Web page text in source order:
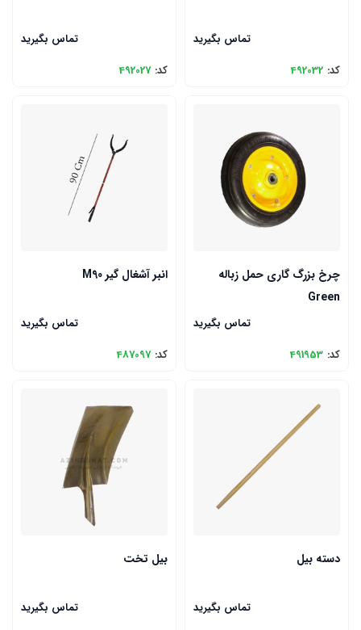
تماس بگیرید
کد: 492032
تماس بگیرید
کد: 492027
چرخ بزرگ گاری حمل زباله
Green
تماس بگیرید
کد: 491953
انبر آشغال گیر M90
تماس بگیرید
کد: 487097
دسته بیل
تماس بگیرید
بیل تخت
تماس بگیرید